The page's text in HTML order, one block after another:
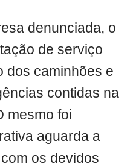
denunciada, o
de serviço
dos caminhões e
contidas na
mesmo foi
aguarda a
os devidos